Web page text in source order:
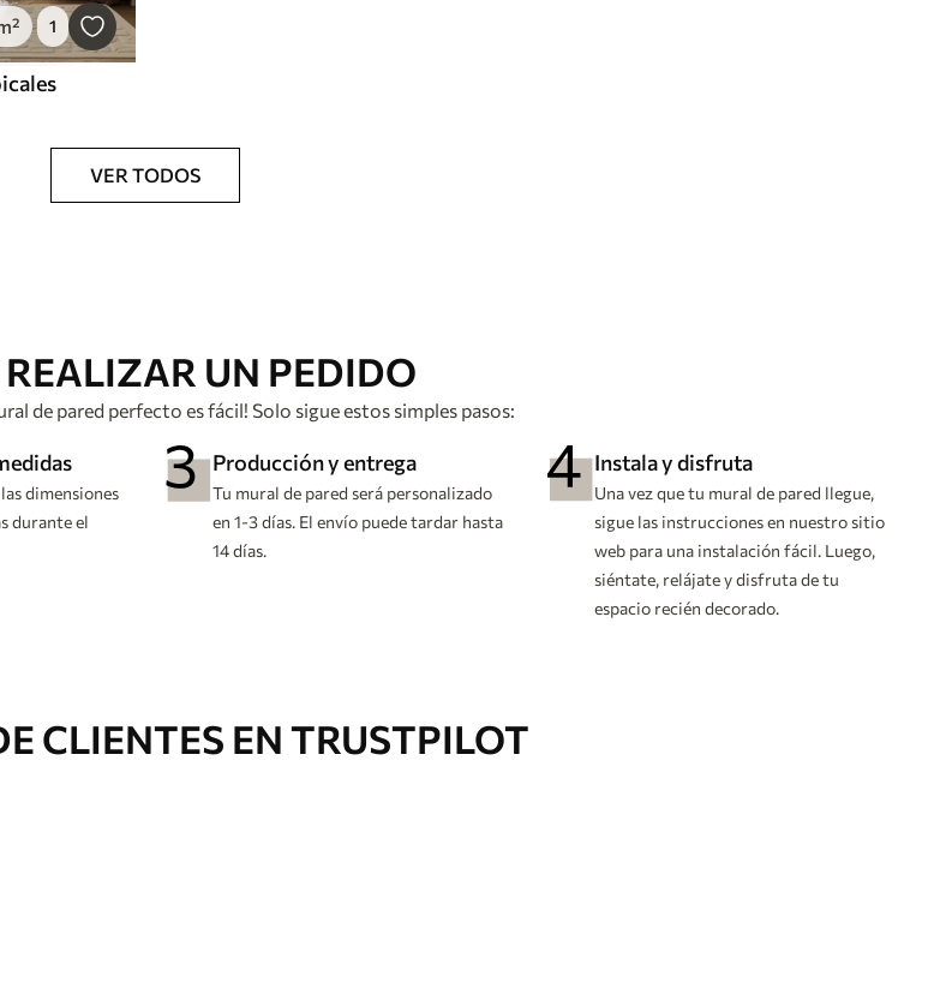
1
VER TODOS
UN PEDIDO
de pared perfecto es fácil! Solo sigue estos simples pasos:
dimensiones
durante el
Producción y entrega
Tu mural de pared será personalizado
en 1-3 días. El envío puede tardar hasta
14 días.
Instala y disfruta
Una vez que tu mural de pared llegue,
sigue las instrucciones en nuestro sitio
web para una instalación fácil. Luego,
siéntate, relájate y disfruta de tu
espacio recién decorado.
CLIENTES EN TRUSTPILOT